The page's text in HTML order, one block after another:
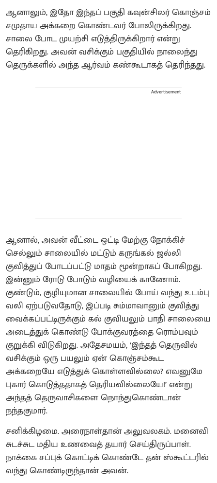
ஆனாலும், இதோ இந்தப் பகுதி கவுன்சிலர் கொஞ்சம்
சமுதாய அக்கறை கொண்டவர் போலிருக்கிறது.
சாலை போட முயற்சி எடுத்திருக்கிறார் என்று
தெரிகிறது. அவன் வசிக்கும் பகுதியில் நாலைந்து
தெருக்களில் அந்த ஆர்வம் கண்கூடாகத் தெரிந்தது.
Advertisement
ஆனால், அவன் வீட்டை ஒட்டி மேற்கு நோக்கிச்
செல்லும் சாலையில் மட்டும் கருங்கல் ஜல்லி
குவித்துப் போடப்பட்டு மாதம் மூன்றாகப் போகிறது.
இன்னும் ரோடு போடும் வழியைக் காணோம்.
குண்டும், குழியுமான சாலையில் போய் வந்து உடம்பு
வலி ஏற்படுவதோடு, இப்படி சும்மாவானும் குவித்து
வைக்கப்பட்டிருக்கும் கல் குவியலும் பாதி சாலையை
அடைத்துக் கொண்டு போக்குவரத்தை ரொம்பவும்
குறுக்கி விடுகிறது. அதேசமயம், ‘இந்தத் தெருவில்
வசிக்கும் ஒரு பயலும் ஏன் கொஞ்சம்கூட
அக்கறையே எடுத்துக் கொள்ளவில்லை? எவனுமே
புகார் கொடுத்ததாகத் தெரியவில்லையே!’ என்று
அந்தத் தெருவாசிகளை நொந்துகொண்டான்
நந்தகுமார்.
சனிக்கிழமை. அரைநாள்தான் அலுவலகம். மனைவி
சுடச்சுட மதிய உணவைத் தயார் செய்திருப்பாள்.
நாக்கை சப்புக் கொட்டிக் கொண்டே தன் ஸ்கூட்டரில்
வந்து கொண்டிருந்தான் அவன்.